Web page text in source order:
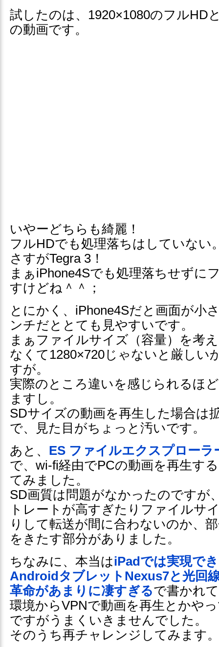
試したのは、1920×1080のフルHD
の動画です。
いやーどちらも綺麗！
フルHDでも処理落ちはしていない
さすがTegra 3！
まぁiPhone4Sでも処理落ちせずに
すけどね＾＾；
とにかく、iPhone4Sだと画面が小
ンチだととても見やすいです。
まぁファイルサイズ（容量）を考
なくて1280×720じゃないと厳しい
すが。
実際のところ違いを感じられるほ
ますし。
SDサイズの動画を再生した場合は
で、見た目がちょっと汚いです。
あと、 ES ファイルエクスプローラ
で、wi-fi経由でPCの動画を再生す
てみました。
SD画質は問題がなかったのですが
トレートが高すぎたりファイルサ
りして転送が間に合わないのか、
をきたす部分がありました。
ちなみに、本当はiPadでは実現で
AndroidタブレットNexus7と光回
革命があまりに凄すぎるで書かれ
環境からVPNで動画を再生とかや
ですがうまくいきませんでした。
そのうち再チャレンジしてみます